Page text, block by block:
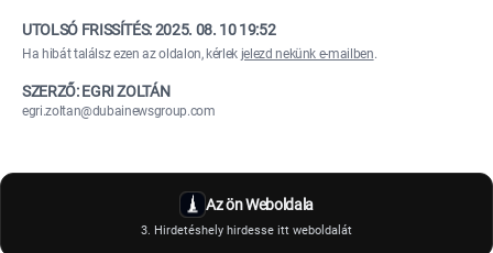
UTOLSÓ FRISSÍTÉS:2025. 08. 10 19:52
Ha hibát találsz ezen az oldalon, kérlek jelezd nekünk e-mailben.
SZERZŐ: EGRI ZOLTÁN
egri.zoltan@dubainewsgroup.com
Az ön Weboldala
3. Hirdetéshely hirdesse itt weboldalát